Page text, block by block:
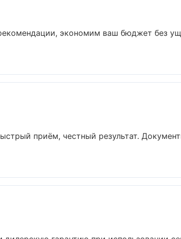
экономим ваш бюджет без
приём, честный результат.